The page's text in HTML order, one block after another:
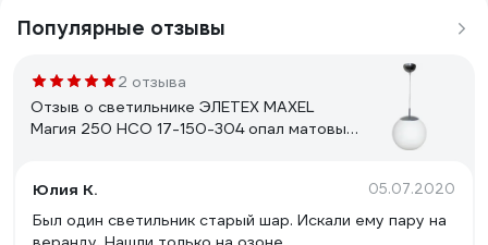
Популярные отзывы
2 отзыва
Отзыв о светильнике ЭЛЕТЕХ MAXEL
Магия 250 НСО 17-150-304 опал матовый
Юлия К.
05.07.2020
Был один светильник старый шар. Искали ему пару на